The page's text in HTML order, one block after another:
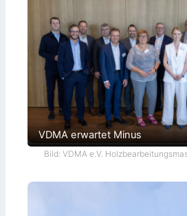
VDMA erwartet Minus
Bild: VDMA e.V.